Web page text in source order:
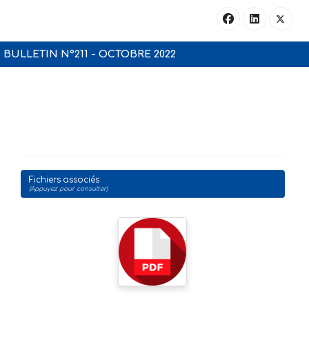
BULLETIN N°211 - OCTOBRE 2022
Fichiers associés
(Appuyez pour consulter)